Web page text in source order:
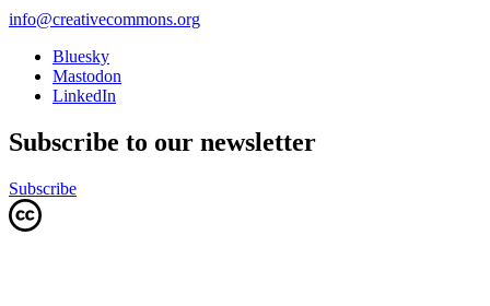
info@creativecommons.org
Bluesky
Mastodon
LinkedIn
Subscribe to our newsletter
Subscribe